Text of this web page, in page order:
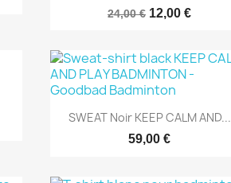
24,00 € 12,00 €
Aperçu rapide
SWEAT Noir KEEP CALM AND...
59,00 €